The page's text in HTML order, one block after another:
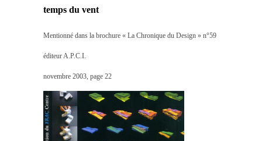
temps du vent
Mentionné dans la brochure « La Chronique du Design » n°59
éditeur A.P.C.I.
novembre 2003, page 22